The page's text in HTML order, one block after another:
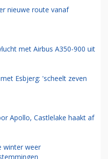
nieuwe route vanaf
met Airbus A350-900 uit
Esbjerg: 'scheelt zeven
Apollo, Castlelake haakt af
winter weer